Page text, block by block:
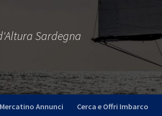
Sardegna
Mercatino Annunci Cerca e Offri Imbarco